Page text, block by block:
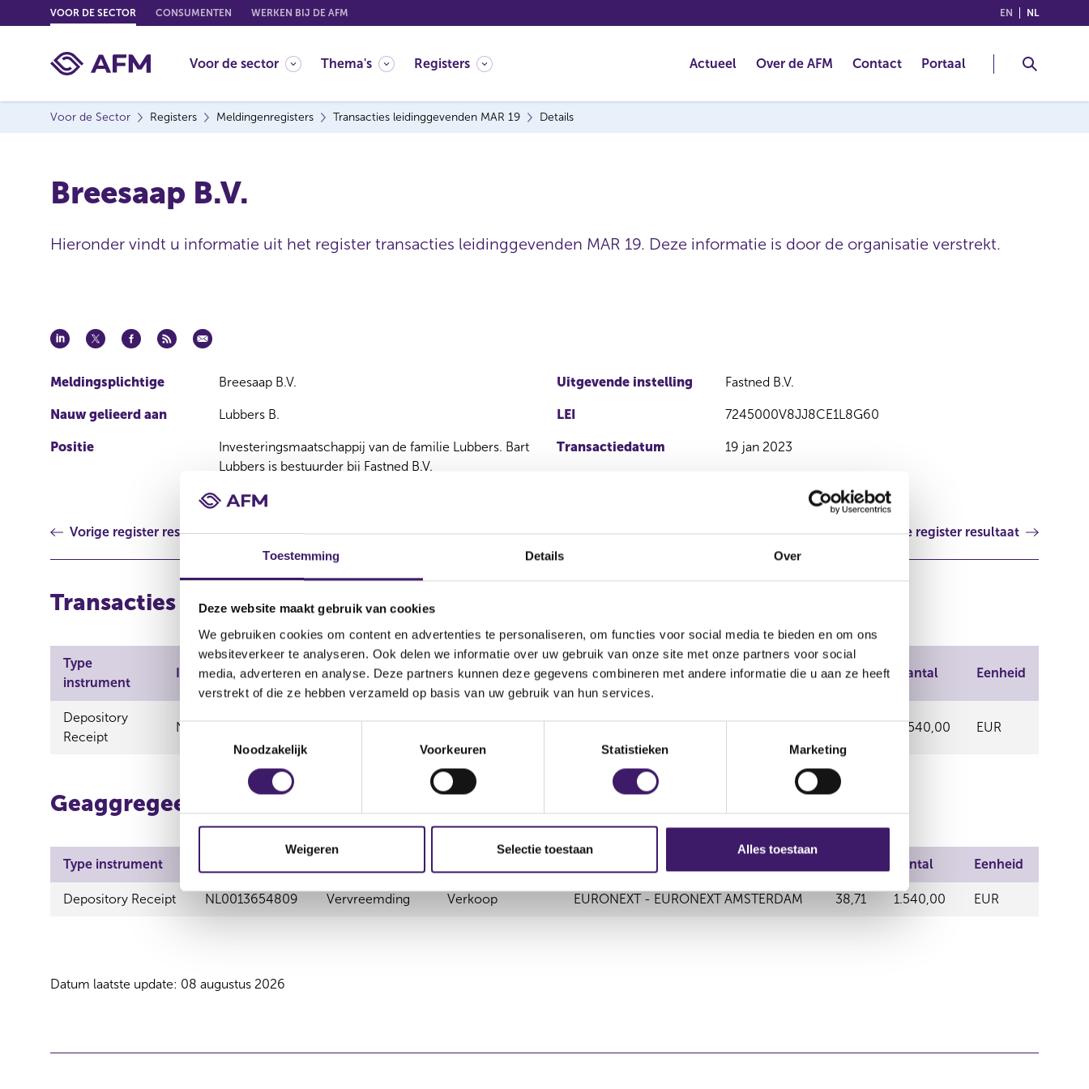
Toestemming Details Over
Deze website maakt gebruik van cookies
We gebruiken cookies om content en advertenties te personaliseren, om functies voor social media te bieden en om ons
websiteverkeer te analyseren. Ook delen we informatie over uw gebruik van onze site met onze partners voor social
media, adverteren en analyse. Deze partners kunnen deze gegevens combineren met andere informatie die u aan ze heeft
verstrekt of die ze hebben verzameld op basis van uw gebruik van hun services.
T
t
m
i
e
Noodzakelijk Voorkeuren Statistieken Marketing
Weigeren Selectie toestaan Alles toestaan
o
o
EN (ENGLISH)
NL
VOOR DE SECTOR CONSUMENTEN WERKEN BIJ DE AFM
Voor de sector Thema's Registers Actueel Over de AFM Contact Portaal
Voor de Sector Registers Meldingenregisters Transacties leidinggevenden MAR 19 Details
Breesaap B.V.
Hieronder vindt u informatie uit het register transacties leidinggevenden MAR 19. Deze informatie is door de organisatie verstrekt.
Meldingsplichtige Breesaap B.V. Uitgevende instelling Fastned B.V.
Nauw gelieerd aan Lubbers B. LEI 7245000V8JJ8CE1L8G60
Positie
Investeringsmaatschappij van de familie Lubbers. Bart
Lubbers is bestuurder bij Fastned B.V.
Transactiedatum 19 jan 2023
Vorige register resultaat Volgende register resultaat
Transacties
Type
instrument
ISIN
Aard
transactie
Soort
transactie
Aandelenoptie
programma
Plaats van handel Prijs Aantal Eenheid
Depository
Receipt
NL0013654809
EURONEXT - EURONEXT
1.540,00 EUR
Geaggregeerde informatie
Type instrument Aantal Eenheid
Depository Receipt NL0013654809 Vervreemding Verkoop EURONEXT - EURONEXT AMSTERDAM 38,71 1.540,00 EUR
Datum laatste update: 08 augustus 2026